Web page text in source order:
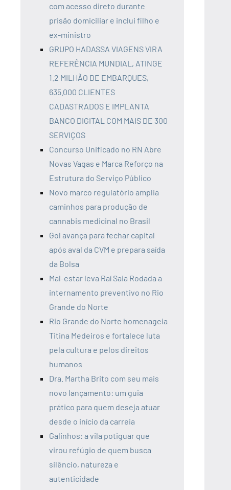
com acesso direto durante
prisão domiciliar e inclui filho e
ex-ministro
GRUPO HADASSA VIAGENS VIRA
REFERÊNCIA MUNDIAL, ATINGE
1.2 MILHÃO DE EMBARQUES,
635.000 CLIENTES
CADASTRADOS E IMPLANTA
BANCO DIGITAL COM MAIS DE 300
SERVIÇOS
Concurso Unificado no RN Abre
Novas Vagas e Marca Reforço na
Estrutura do Serviço Público
Novo marco regulatório amplia
caminhos para produção de
cannabis medicinal no Brasil
Gol avança para fechar capital
após aval da CVM e prepara saída
da Bolsa
Mal-estar leva Raí Saia Rodada a
internamento preventivo no Rio
Grande do Norte
Rio Grande do Norte homenageia
Titina Medeiros e fortalece luta
pela cultura e pelos direitos
humanos
Dra. Martha Brito com seu mais
novo lançamento: um guia
prático para quem deseja atuar
desde o início da carreia
Galinhos: a vila potiguar que
virou refúgio de quem busca
silêncio, natureza e
autenticidade